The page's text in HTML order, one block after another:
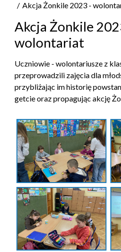
Akcja Żonkile 2023 -
Akcja Żonkile
wolontariat
Uczniowie - wolontariusze z
przeprowadzili zajęcia dla
przybliżając im historię
getcie oraz propagując akcję